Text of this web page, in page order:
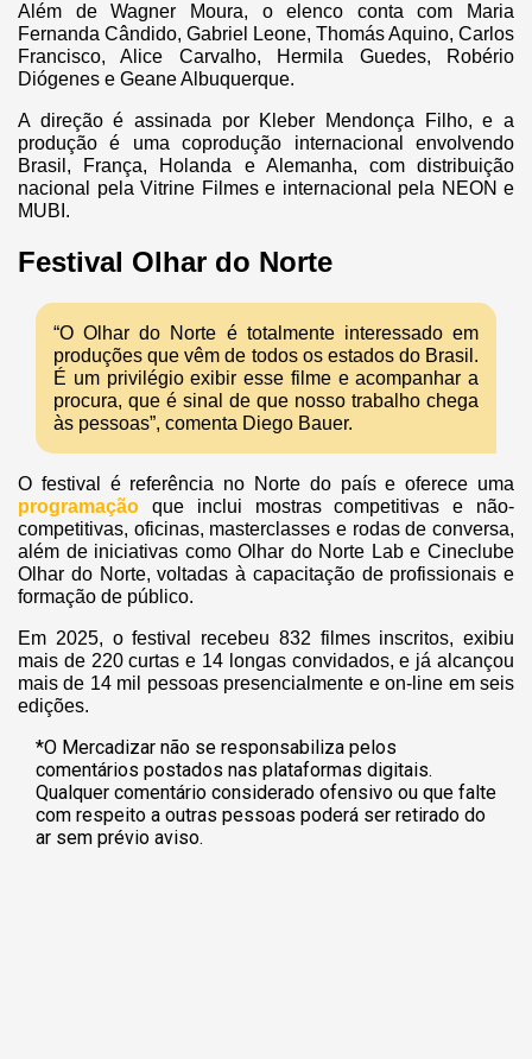
Além de Wagner Moura, o elenco conta com Maria
Fernanda Cândido, Gabriel Leone, Thomás Aquino, Carlos
Francisco, Alice Carvalho, Hermila Guedes, Robério
Diógenes e Geane Albuquerque.
A direção é assinada por Kleber Mendonça Filho, e a
produção é uma coprodução internacional envolvendo
Brasil, França, Holanda e Alemanha, com distribuição
nacional pela Vitrine Filmes e internacional pela NEON e
MUBI.
Festival Olhar do Norte
“O Olhar do Norte é totalmente interessado em
produções que vêm de todos os estados do Brasil.
É um privilégio exibir esse filme e acompanhar a
procura, que é sinal de que nosso trabalho chega
às pessoas”, comenta Diego Bauer.
O festival é referência no Norte do país e oferece uma
programação que inclui mostras competitivas e não-
competitivas, oficinas, masterclasses e rodas de conversa,
além de iniciativas como Olhar do Norte Lab e Cineclube
Olhar do Norte, voltadas à capacitação de profissionais e
formação de público.
Em 2025, o festival recebeu 832 filmes inscritos, exibiu
mais de 220 curtas e 14 longas convidados, e já alcançou
mais de 14 mil pessoas presencialmente e on-line em seis
edições.
*O Mercadizar não se responsabiliza pelos
comentários postados nas plataformas digitais.
Qualquer comentário considerado ofensivo ou que falte
com respeito a outras pessoas poderá ser retirado do
ar sem prévio aviso.